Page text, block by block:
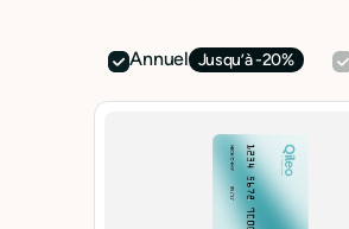
Annuel Jusqu’à -20%